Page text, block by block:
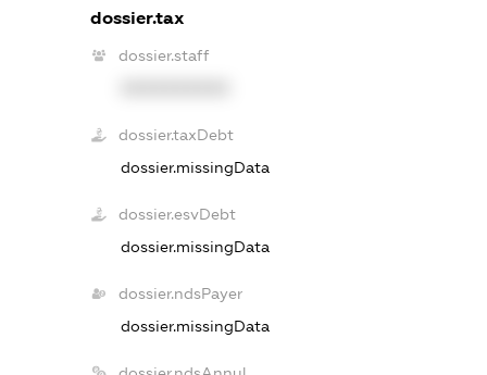
dossier.tax
dossier.staff
dossier.taxDebt
dossier.missingData
dossier.esvDebt
dossier.missingData
dossier.ndsPayer
dossier.missingData